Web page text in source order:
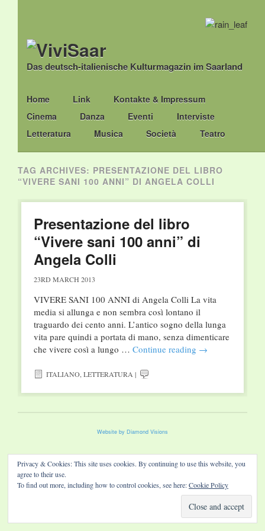
Das deutsch-italienische Kulturmagazin im Saarland
Main menu
Skip
to
content
Home Link
Kontakte & Impressum
Cinema
Danza Eventi
Interviste
Letteratura
Musica Società Teatro
TAG ARCHIVES: PRESENTAZIONE DEL LIBRO
“VIVERE SANI 100 ANNI” DI ANGELA COLLI
Presentazione del libro
“Vivere sani 100 anni” di
Angela Colli
23RD MARCH 2013
VIVERE SANI 100 ANNI di Angela Colli La vita
media si allunga e non sembra così lontano il
traguardo dei cento anni. L’antico sogno della lunga
vita pare quindi a portata di mano, senza dimenticare
che vivere così a lungo … Continue reading →
ITALIANO,LETTERATURA |
Website by Diamond Visions
Privacy & Cookies: This site uses cookies. By continuing to use this website, you
agree to their use.
To find out more, including how to control cookies, see here:Cookie Policy